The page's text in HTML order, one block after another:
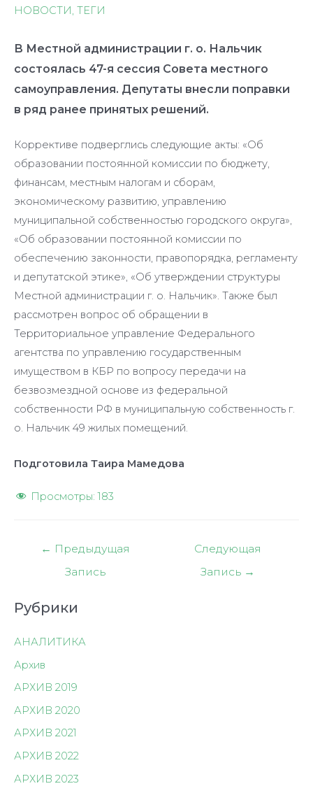
НОВОСТИ, ТЕГИ
В Местной администрации г. о. Нальчик
состоялась 47-я сессия Совета местного
самоуправления. Депутаты внесли поправки
в ряд ранее принятых решений.
Коррективе подверглись следующие акты: «Об
образовании постоянной комиссии по бюджету,
финансам, местным налогам и сборам,
экономическому развитию, управлению
муниципальной собственностью городского округа»,
«Об образовании постоянной комиссии по
обеспечению законности, правопорядка, регламенту
и депутатской этике», «Об утверждении структуры
Местной администрации г. о. Нальчик». Также был
рассмотрен вопрос об обращении в
Территориальное управление Федерального
агентства по управлению государственным
имуществом в КБР по вопросу передачи на
безвозмездной основе из федеральной
собственности РФ в муниципальную собственность г.
о. Нальчик 49 жилых помещений.
Подготовила Таира Мамедова
Просмотры: 183
Навигация
← Предыдущая
Запись
Следующая
Запись →
Рубрики
АНАЛИТИКА
Архив
АРХИВ 2019
АРХИВ 2020
АРХИВ 2021
АРХИВ 2022
АРХИВ 2023